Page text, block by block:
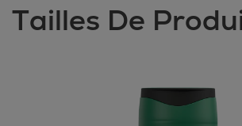
Tailles De